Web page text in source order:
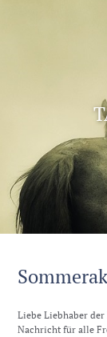
Liebe Liebhaber
Nachricht für alle